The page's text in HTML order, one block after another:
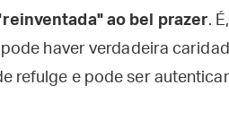
ao bel prazer.
haver verdadeira
refulge e pode ser